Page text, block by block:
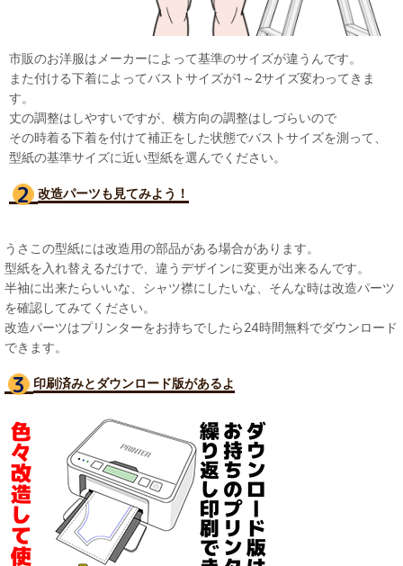
市販のお洋服はメーカーによって基準のサイズが違うんです。
また付ける下着によってバストサイズが1～2サイズ変わってきま
す。
丈の調整はしやすいですが、横方向の調整はしづらいので
その時着る下着を付けて補正をした状態でバストサイズを測って、
型紙の基準サイズに近い型紙を選んでください。
改造パーツも見てみよう！
うさこの型紙には改造用の部品がある場合があります。
型紙を入れ替えるだけで、違うデザインに変更が出来るんです。
半袖に出来たらいいな、シャツ襟にしたいな、そんな時は改造パーツ
を確認してみてください。
改造パーツはプリンターをお持ちでしたら24時間無料でダウンロード
できます。
印刷済みとダウンロード版があるよ